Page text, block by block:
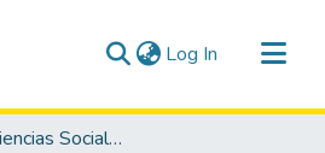
Log In (current)
Facultad de Ciencias Sociales y de la Salud